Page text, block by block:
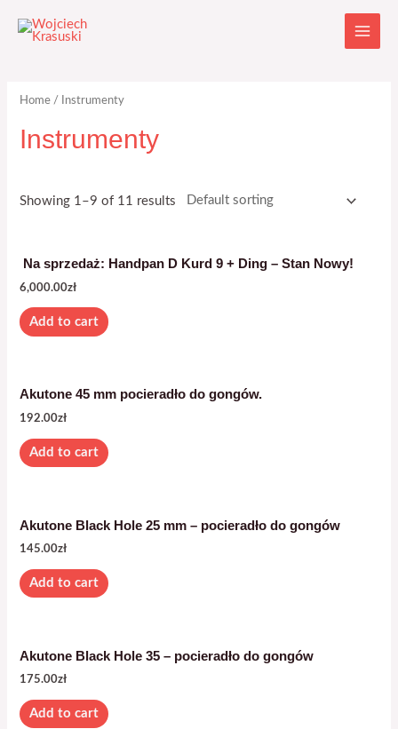
Home / Instrumenty
Instrumenty
Showing 1–9 of 11 results
Na sprzedaż: Handpan D Kurd 9 + Ding – Stan Nowy!
6,000.00zł
Add to cart
Akutone 45 mm pocieradło do gongów.
192.00zł
Add to cart
Akutone Black Hole 25 mm – pocieradło do gongów
145.00zł
Add to cart
Akutone Black Hole 35 – pocieradło do gongów
175.00zł
Add to cart